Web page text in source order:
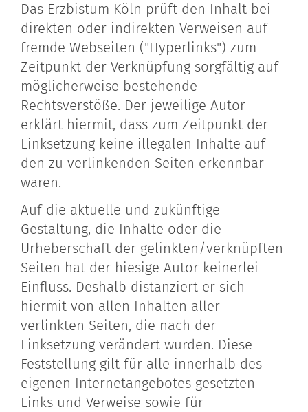
Das Erzbistum Köln prüft den Inhalt bei
direkten oder indirekten Verweisen auf
fremde Webseiten ("Hyperlinks") zum
Zeitpunkt der Verknüpfung sorgfältig auf
möglicherweise bestehende
Rechtsverstöße. Der jeweilige Autor
erklärt hiermit, dass zum Zeitpunkt der
Linksetzung keine illegalen Inhalte auf
den zu verlinkenden Seiten erkennbar
waren.
Auf die aktuelle und zukünftige
Gestaltung, die Inhalte oder die
Urheberschaft der gelinkten/verknüpften
Seiten hat der hiesige Autor keinerlei
Einfluss. Deshalb distanziert er sich
hiermit von allen Inhalten aller
verlinkten Seiten, die nach der
Linksetzung verändert wurden. Diese
Feststellung gilt für alle innerhalb des
eigenen Internetangebotes gesetzten
Links und Verweise sowie für